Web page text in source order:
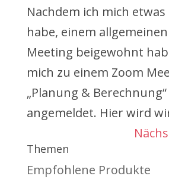
Nachdem ich mich
habe, einem
Meeting beigewohnt
mich zu einem Zoom
„Planung & Berechnung“
angemeldet. Hier wird
Themen
Empfohlene Produkte